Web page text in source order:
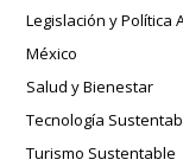
Legislación y Política
México
Salud y Bienestar
Tecnología
Turismo Sustentable